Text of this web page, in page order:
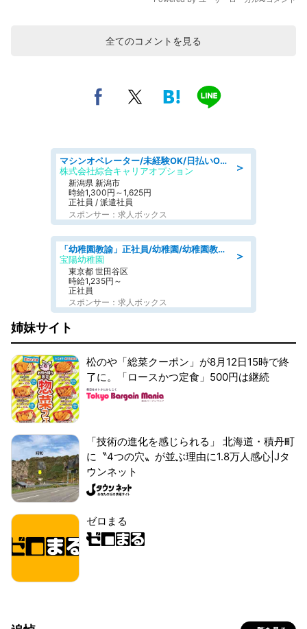
全てのコメントを見る
＞
マシンオペレーター/未経験OK/日払いOK/寮費無料/交替制/20・30・40代活躍中
株式会社綜合キャリアオプション
新潟県 新潟市
時給1,300円～1,625円
正社員 / 派遣社員
スポンサー：求人ボックス
＞
「幼稚園教諭」正社員/幼稚園/幼稚園教諭2種免許,幼稚園教諭1種免許
宝陽幼稚園
東京都 世田谷区
時給1,235円～
正社員
スポンサー：求人ボックス
姉妹サイト
松のや「総菜クーポン」が8月12日15時で終
了に。「ロースかつ定食」500円は継続
「技術の進化を感じられる」 北海道・積丹町
に〝4つの穴〟が並ぶ理由に1.8万人感心|Jタ
ウンネット
ゼロまる